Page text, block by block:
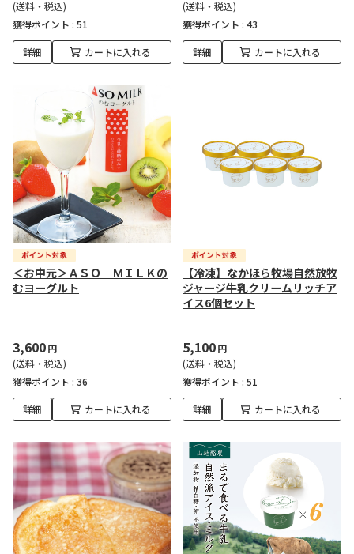
(送料・税込)
獲得ポイント : 51
詳細 カートに入れる
(送料・税込)
獲得ポイント : 43
詳細 カートに入れる
＜お中元＞ＡＳＯ ＭＩＬＫの
むヨーグルト
3,600円
(送料・税込)
獲得ポイント : 36
詳細 カートに入れる
【冷凍】なかほら牧場自然放牧
ジャージ牛乳クリームリッチア
イス6個セット
5,100円
(送料・税込)
獲得ポイント : 51
詳細 カートに入れる